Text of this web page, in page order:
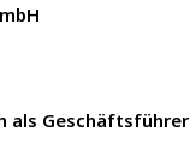
als Geschäftsführer